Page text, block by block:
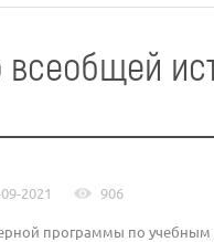
2021 906
программы по учебным